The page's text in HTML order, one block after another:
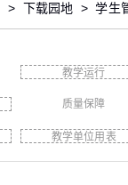
> 下载园地 >学生
教学运行
质量保障
教学单位用表